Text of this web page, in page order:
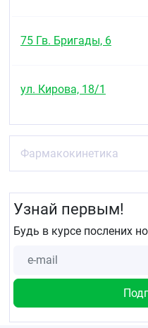
75 Гв. Бригады, 6
ул. Кирова, 18/1
Фармакокинетика
Узнай первым!
Будь в курсе послених